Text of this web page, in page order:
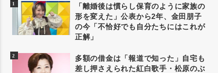
「離婚後は慣らし保育のように家族の
形を変えた」公表から2年、金田朋子
の今「不恰好でも自分たちにはこれが
正解」
多額の借金は「報道で知った」自宅も
差し押さえられた紅白歌手・松原のぶ